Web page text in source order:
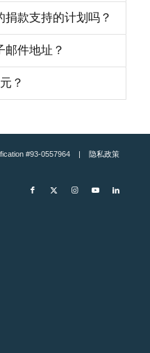
款支持的计划吗？
邮件地址？
？
#93-0557964 | 隐私政策